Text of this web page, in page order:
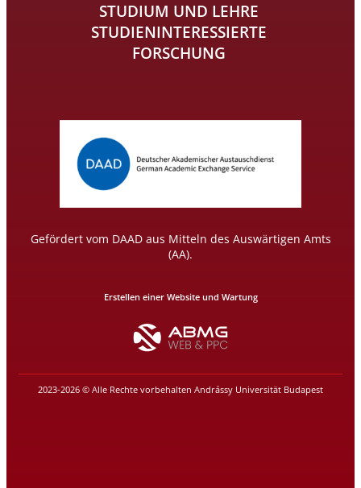
STUDIUM UND LEHRE
STUDIENINTERESSIERTE
FORSCHUNG
Gefördert vom DAAD aus Mitteln des Auswärtigen Amts
(AA).
2023-2026 © Alle Rechte vorbehalten Andrássy Universität Budapest
Erstellen einer Website und Wartung